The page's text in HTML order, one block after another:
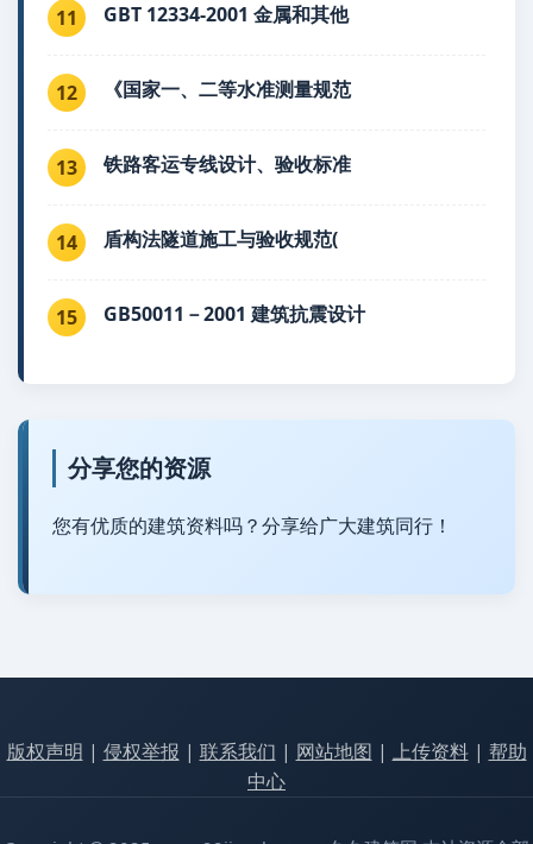
11 GBT 12334-2001 金属和其他
12 《国家一、二等水准测量规范
13 铁路客运专线设计、验收标准
14 盾构法隧道施工与验收规范(
15 GB50011－2001 建筑抗震设计
分享您的资源
您有优质的建筑资料吗？分享给广大建筑同行！
版权声明 | 侵权举报 | 联系我们 | 网站地图 | 上传资料| 帮助
中心